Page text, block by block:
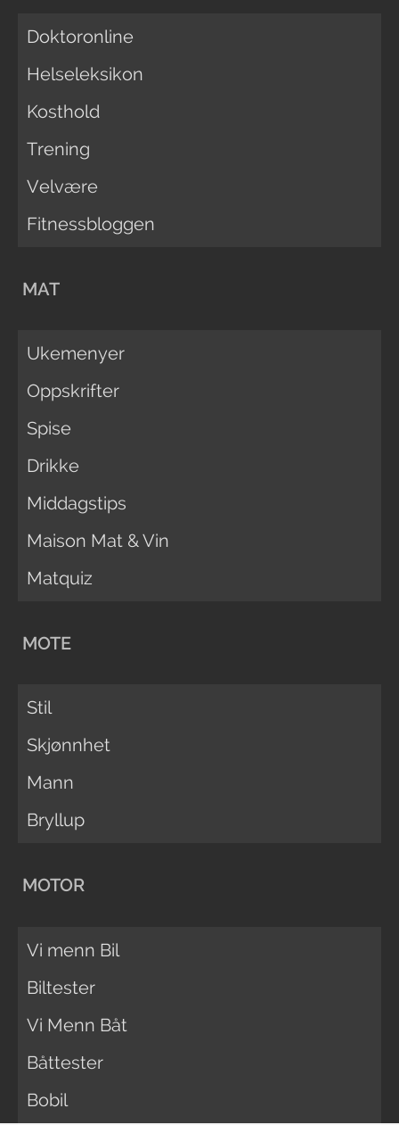
Doktoronline
Helseleksikon
Kosthold
Trening
Velvære
Fitnessbloggen
MAT
Ukemenyer
Oppskrifter
Spise
Drikke
Middagstips
Maison Mat & Vin
Matquiz
MOTE
Stil
Skjønnhet
Mann
Bryllup
MOTOR
Vi menn Bil
Biltester
Vi Menn Båt
Båttester
Bobil